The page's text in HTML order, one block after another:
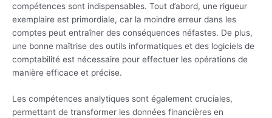
compétences sont indispensables. Tout d’abord, une rigueur
exemplaire est primordiale, car la moindre erreur dans les
comptes peut entraîner des conséquences néfastes. De plus,
une bonne maîtrise des outils informatiques et des logiciels de
comptabilité est nécessaire pour effectuer les opérations de
manière efficace et précise.
Les compétences analytiques sont également cruciales,
permettant de transformer les données financières en